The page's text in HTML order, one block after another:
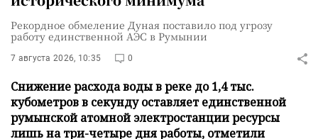
Рекордное обмеление Дуная поставило под угрозу
работу единственной АЭС в Румынии
7 августа 2026, 10:35 0
Снижение расхода воды в реке до 1,4 тыс.
кубометров в секунду оставляет единственной
румынской атомной электростанции ресурсы
лишь на три-четыре дня работы, отметили